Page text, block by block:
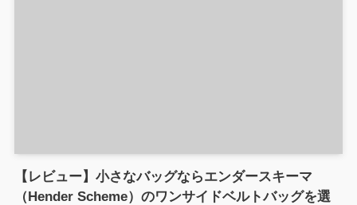
【レビュー】小さなバッグならエンダースキーマ
（Hender Scheme）のワンサイドベルトバッグを選